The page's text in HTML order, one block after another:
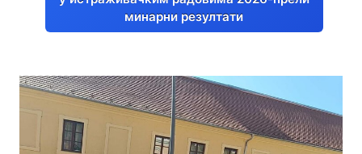
минарни резултати